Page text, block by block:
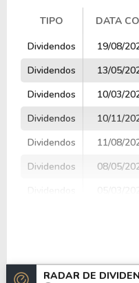
TIPO DATA
TIPO
DATA
Dividendos 19/08/
Dividendos
13/05/
Dividendos
10/03/
Dividendos
10/11/
Dividendos
11/08/
Dividendos
08/05/
18/11/
Dividendos
15/05/
RADAR DE